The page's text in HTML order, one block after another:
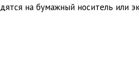
на бумажный носитель или